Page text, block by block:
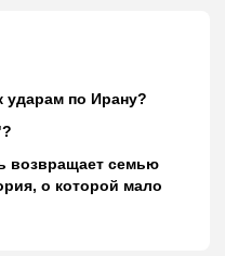
ударам по Ирану?
возвращает семью
о которой мало